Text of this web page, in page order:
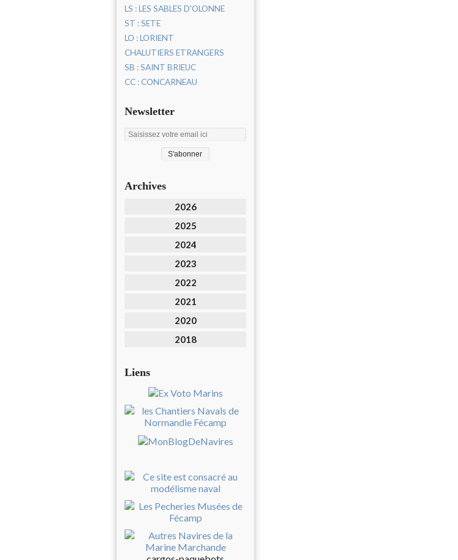
LS : LES SABLES D'OLONNE
ST : SETE
LO : LORIENT
CHALUTIERS ETRANGERS
SB : SAINT BRIEUC
CC : CONCARNEAU
Newsletter
Archives
2026
2025
2024
2023
2022
2021
2020
2018
Liens